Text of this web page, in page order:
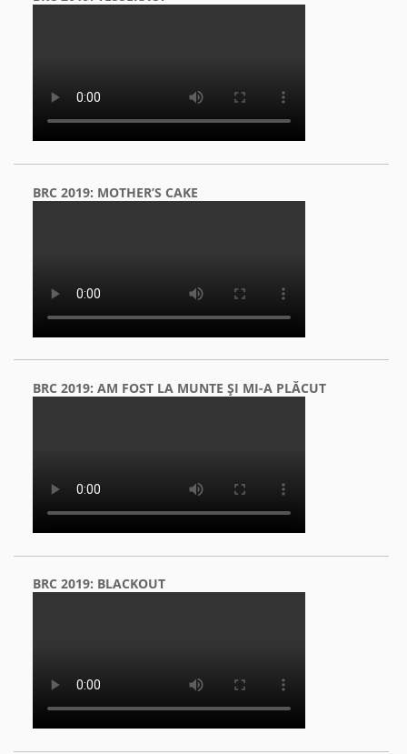
BRC 2019: MOTHER’S CAKE
BRC 2019: AM FOST LA MUNTE ŞI MI-A PLĂCUT
BRC 2019: BLACKOUT